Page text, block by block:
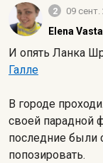
2 09 сент.
Elena Vasta
И опять Ланка
Галле
В городе
своей парадной
последние были
попозировать.